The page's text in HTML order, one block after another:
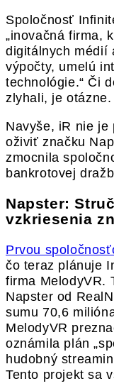
Spoločnosť
„inovačná firma,
digitálnych médií
výpočty, umelú
technológie.“ Či
zlyhali, je otázne.
Navyše, iR nie je
oživiť značku
zmocnila
bankrotovej
Napster:
vzkriesenia
Prvou
čo teraz plánuje
firma MelodyVR.
Napster od
sumu 70,6
MelodyVR
oznámila plán
hudobný
Tento projekt sa